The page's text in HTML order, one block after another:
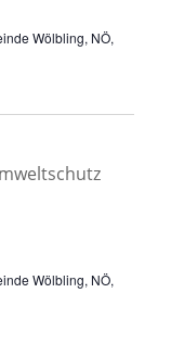
Wölbling, NÖ,
Wölbling, NÖ,